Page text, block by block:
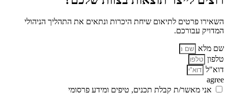
השאירו פרטים לתיאום שיחת היכרות ונתאים את התהליך הניהולי
המדויק עבורכם.
שם מלא
טלפון
דוא"ל
agree
אני מאשר/ת קבלת תכנים, טיפים ומידע פרסומי